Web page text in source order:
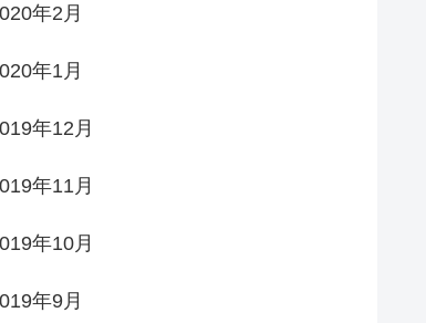
年2月
年1月
年12月
年11月
年10月
年9月